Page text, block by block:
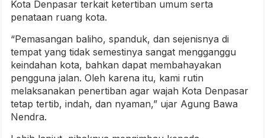
Kota Denpasar terkait ketertiban umum serta
penataan ruang kota.
“Pemasangan baliho, spanduk, dan sejenisnya di
tempat yang tidak semestinya sangat mengganggu
keindahan kota, bahkan dapat membahayakan
pengguna jalan. Oleh karena itu, kami rutin
melaksanakan penertiban agar wajah Kota Denpasar
tetap tertib, indah, dan nyaman,” ujar Agung Bawa
Nendra.